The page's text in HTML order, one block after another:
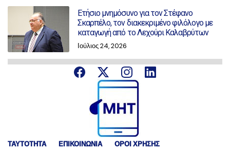
Ετήσιο μνημόσυνο για τον Στέφανο
Σκαρπέλο, τον διακεκριμένο φιλόλογο με
καταγωγή από το Λεχούρι Καλαβρύτων
Ιούλιος 24, 2026
ΤΑΥΤΟΤΗΤΑ ΕΠΙΚΟΙΝΩΝΙΑ ΟΡΟΙ ΧΡΗΣΗΣ